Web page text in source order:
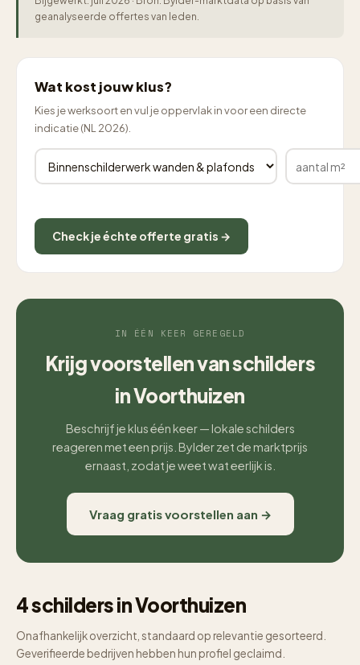
geanalyseerde offertes van leden.
Wat kost jouw klus?
Kies je werksoort en vul je oppervlak in voor een directe
indicatie (NL 2026).
Check je échte offerte gratis →
IN ÉÉN KEER GEREGELD
Krijg voorstellen van schilders
in Voorthuizen
Beschrijf je klus één keer — lokale schilders
reageren met een prijs. Bylder zet de marktprijs
ernaast, zodat je weet wat eerlijk is.
Vraag gratis voorstellen aan →
4 schilders in Voorthuizen
Onafhankelijk overzicht, standaard op relevantie gesorteerd.
Geverifieerde bedrijven hebben hun profiel geclaimd.